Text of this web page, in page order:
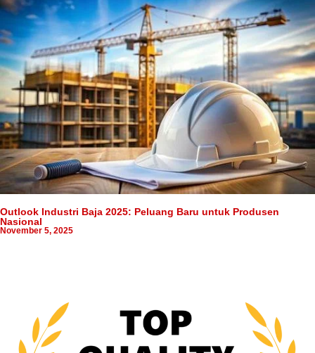
Outlook Industri Baja 2025: Peluang Baru untuk Produsen
Nasional
November 5, 2025